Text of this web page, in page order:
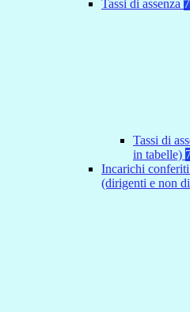
Tassi di assenza 7
Tassi di
in tabelle)
Incarichi
(dirigenti e non